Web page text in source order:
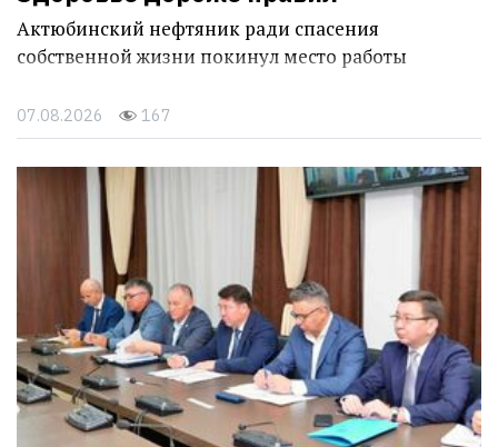
Актюбинский нефтяник ради спасения
собственной жизни покинул место работы
07.08.2026 167